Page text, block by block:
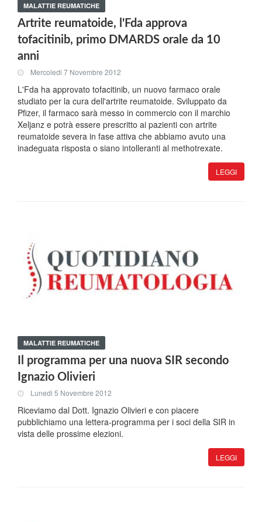
MALATTIE REUMATICHE
Artrite reumatoide, l'Fda approva
tofacitinib, primo DMARDS orale da 10
anni
Mercoledi 7 Novembre 2012
L'Fda ha approvato tofacitinib, un nuovo farmaco orale
studiato per la cura dell'artrite reumatoide. Sviluppato da
Pfizer, il farmaco sarà messo in commercio con il marchio
Xeljanz e potrà essere prescritto ai pazienti con artrite
reumatoide severa in fase attiva che abbiamo avuto una
inadeguata risposta o siano intolleranti al methotrexate.
LEGGI
MALATTIE REUMATICHE
Il programma per una nuova SIR secondo
Ignazio Olivieri
Lunedi 5 Novembre 2012
Riceviamo dal Dott. Ignazio Olivieri e con piacere
pubblichiamo una lettera-programma per i soci della SIR in
vista delle prossime elezioni.
LEGGI